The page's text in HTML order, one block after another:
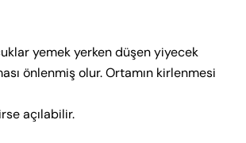
yemek yerken düşen yiyecek
önlenmiş olur. Ortamın kirlenmesi
açılabilir.
– Üretim Seti A (0–18 Ay)
Bir soru sor